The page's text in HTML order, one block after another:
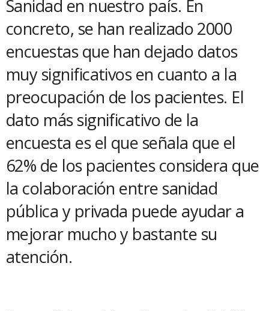
Sanidad en nuestro país. En
concreto, se han realizado 2000
encuestas que han dejado datos
muy significativos en cuanto a la
preocupación de los pacientes. El
dato más significativo de la
encuesta es el que señala que el
62% de los pacientes considera que
la colaboración entre sanidad
pública y privada puede ayudar a
mejorar mucho y bastante su
atención.